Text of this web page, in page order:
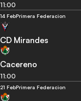
11:00
14 FebPrimera Federacion
CD Mirandes
Cacereno
11:00
21 FebPrimera Federacion